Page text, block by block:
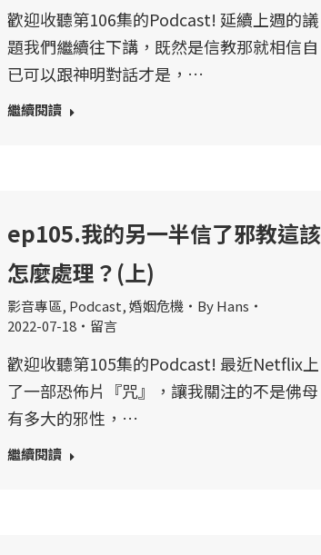
歡迎收聽第106集的Podcast! 延續上週的議
題我們繼續往下講，既然是信教那就相信自
已可以跟神明對話才是，…
繼續閱讀
ep105.我的另一半信了邪教這該
怎麼處理？(上)
影音專區, Podcast,婚姻危機 ByHans
2022-07-18
留言
歡迎收聽第105集的Podcast! 最近Netflix上
了一部恐佈片『咒』，讓我關注的不是佛母
有多大的邪性，…
繼續閱讀